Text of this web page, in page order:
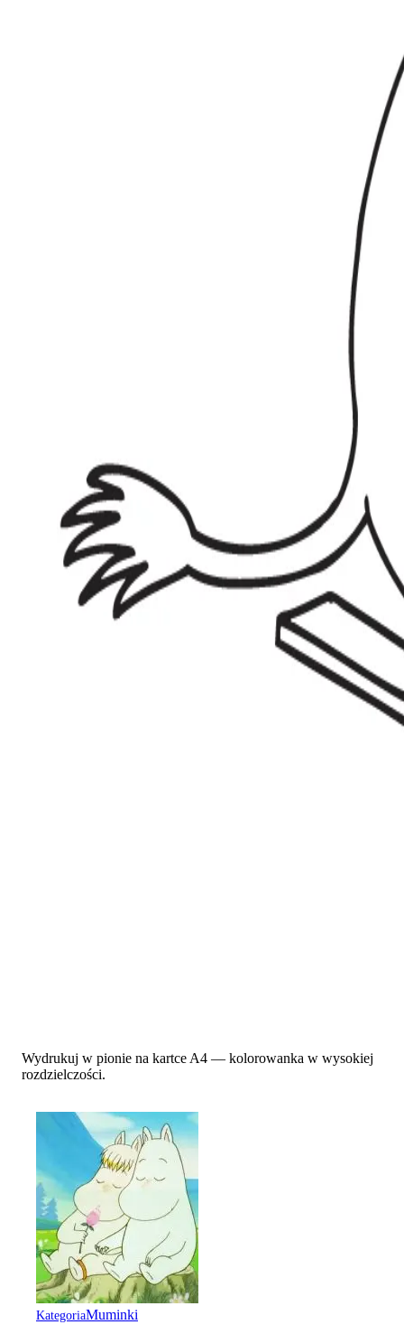
Wydrukuj w pionie na kartce A4 — kolorowanka w wysokiej
rozdzielczości.
KategoriaMuminki